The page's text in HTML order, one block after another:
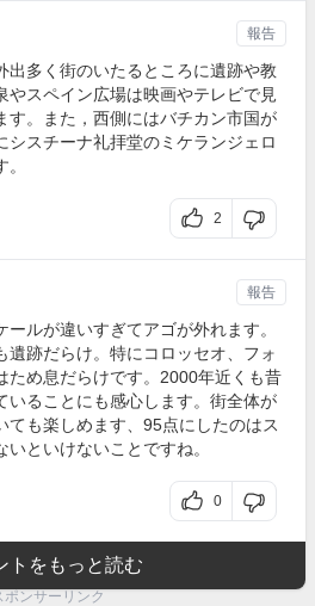
出多く街のいたるところに遺跡や教
やスペイン広場は映画やテレビで見
す。また，西側にはバチカン市国が
シスチーナ礼拝堂のミケランジェロ
2
報告
ルが違いすぎてアゴが外れます。
遺跡だらけ。特にコロッセオ、フォ
ため息だらけです。2000年近くも昔
いることにも感心します。街全体が
ても楽しめます、95点にしたのはス
といけないことですね。
0
報告
トをもっと読む
ポンサーリンク